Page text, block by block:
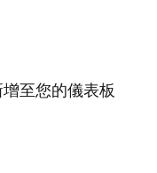
至您的儀表板